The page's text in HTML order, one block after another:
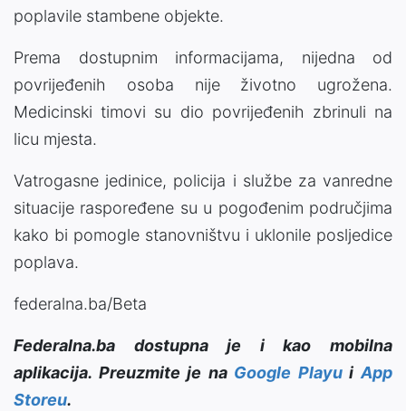
poplavile stambene objekte.
Prema dostupnim informacijama, nijedna od
povrijeđenih osoba nije životno ugrožena.
Medicinski timovi su dio povrijeđenih zbrinuli na
licu mjesta.
Vatrogasne jedinice, policija i službe za vanredne
situacije raspoređene su u pogođenim područjima
kako bi pomogle stanovništvu i uklonile posljedice
poplava.
federalna.ba/Beta
Federalna.ba dostupna je i kao mobilna
aplikacija. Preuzmite je na Google PlayuiApp
Storeu.